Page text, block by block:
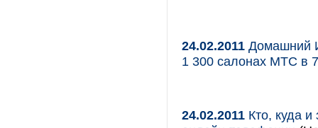
24.02.2011 Домашний
1 300 салонах МТС в
24.02.2011 Кто, куда